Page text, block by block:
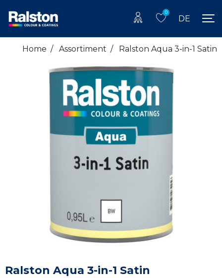
0
DE
Home / Assortiment / Ralston Aqua 3-in-1 Satin
Ralston Aqua 3-in-1 Satin